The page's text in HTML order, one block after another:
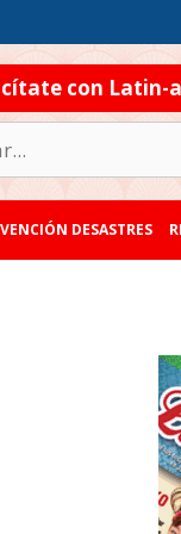
con Latin-a
DESASTRES